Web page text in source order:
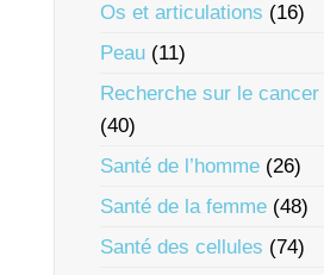
Os et articulations (16)
Peau (11)
Recherche sur le cancer
(40)
Santé de l’homme (26)
Santé de la femme (48)
Santé des cellules (74)